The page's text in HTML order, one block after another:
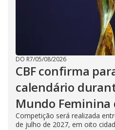
DO R7/05/08/2026
CBF confirma
calendário
Mundo Feminina
Competição será realizada
de julho de 2027, em oito